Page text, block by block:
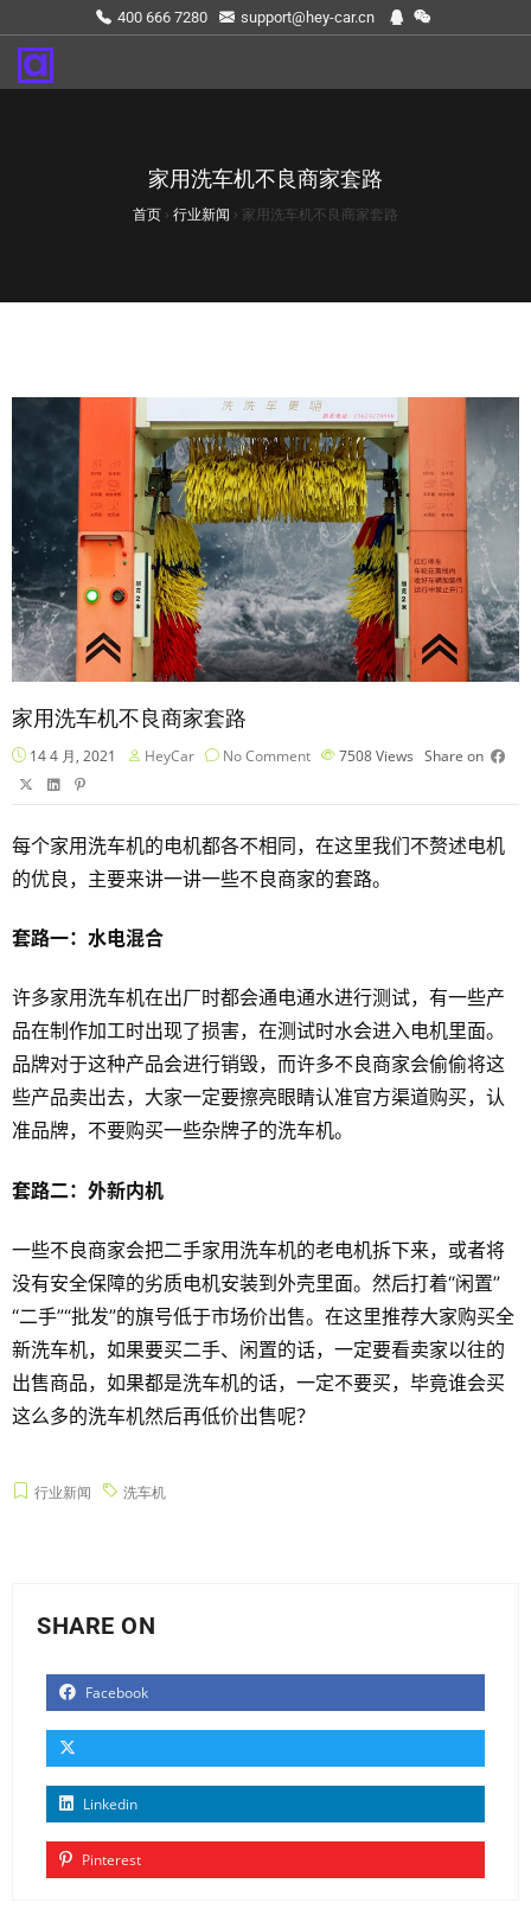
400 666 7280 support@hey-car.cn
家用洗车机不良商家套路
首页 › 行业新闻 › 家用洗车机不良商家套路
家用洗车机不良商家套路
14 4 月, 2021 HeyCar No Comment 7508Views Share on
每个家用洗车机的电机都各不相同，在这里我们不赘述电机
的优良，主要来讲一讲一些不良商家的套路。
套路一：水电混合
许多家用洗车机在出厂时都会通电通水进行测试，有一些产
品在制作加工时出现了损害，在测试时水会进入电机里面。
品牌对于这种产品会进行销毁，而许多不良商家会偷偷将这
些产品卖出去，大家一定要擦亮眼睛认准官方渠道购买，认
准品牌，不要购买一些杂牌子的洗车机。
套路二：外新内机
一些不良商家会把二手家用洗车机的老电机拆下来，或者将
没有安全保障的劣质电机安装到外壳里面。然后打着“闲置”
“二手”“批发”的旗号低于市场价出售。在这里推荐大家购买全
新洗车机，如果要买二手、闲置的话，一定要看卖家以往的
出售商品，如果都是洗车机的话，一定不要买，毕竟谁会买
这么多的洗车机然后再低价出售呢？
行业新闻 洗车机
SHARE ON
Facebook
Linkedin
Pinterest